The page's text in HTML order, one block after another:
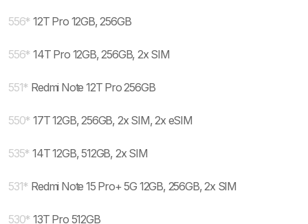
556* 12T Pro 12GB, 256GB
556* 14T Pro 12GB, 256GB, 2x SIM
551* Redmi Note 12T Pro 256GB
550* 17T 12GB, 256GB, 2x SIM, 2x eSIM
535* 14T 12GB, 512GB, 2x SIM
531* Redmi Note 15 Pro+ 5G 12GB, 256GB, 2x SIM
530* 13T Pro 512GB